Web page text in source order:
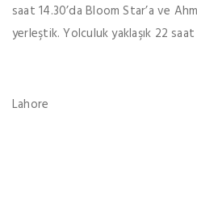
saat 14.30’da Bloom Star’a ve
yerleştik. Yolculuk yaklaşık 22
Lahore